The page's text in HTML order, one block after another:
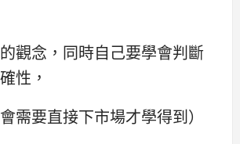
觀念，同時自己要學會判斷
性，
需要直接下市場才學得到）